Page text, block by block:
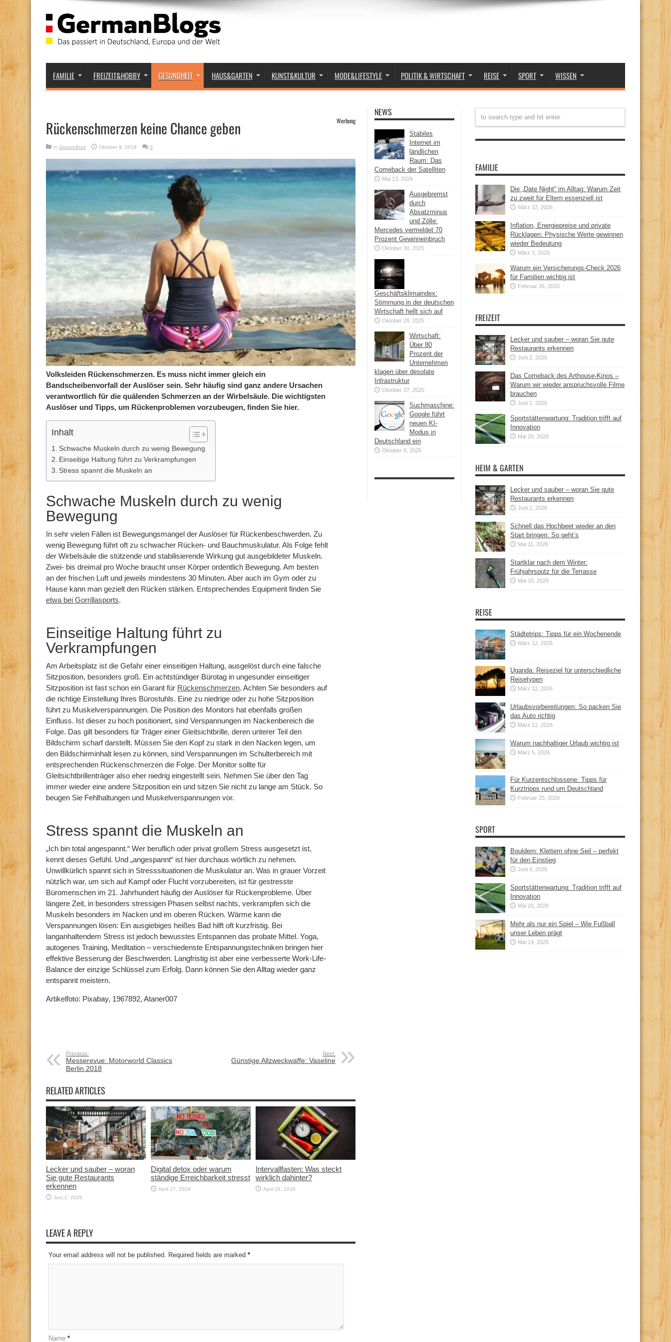
FAMILIE FREIZEIT&HOBBY GESUNDHEIT HAUS&GARTEN KUNST&KULTUR MODE&LIFESTYLE POLITIK & WIRTSCHAFT REISE SPORT WISSEN
Rückenschmerzen keine Chance geben Werbung
in Gesundheit Oktober 9, 2018 0
Volksleiden Rückenschmerzen. Es muss nicht immer gleich ein
Bandscheibenvorfall der Auslöser sein. Sehr häufig sind ganz andere Ursachen
verantwortlich für die quälenden Schmerzen an der Wirbelsäule. Die wichtigsten
Auslöser und Tipps, um Rückenproblemen vorzubeugen, finden Sie hier.
Inhalt
Schwache Muskeln durch zu wenig Bewegung
Einseitige Haltung führt zu Verkrampfungen
Stress spannt die Muskeln an
Schwache Muskeln durch zu wenig
Bewegung
In sehr vielen Fällen ist Bewegungsmangel der Auslöser für Rückenbeschwerden. Zu
wenig Bewegung führt oft zu schwacher Rücken- und Bauchmuskulatur. Als Folge fehlt
der Wirbelsäule die stützende und stabilisierende Wirkung gut ausgebildeter Muskeln.
Zwei- bis dreimal pro Woche braucht unser Körper ordentlich Bewegung. Am besten
an der frischen Luft und jeweils mindestens 30 Minuten. Aber auch im Gym oder zu
Hause kann man gezielt den Rücken stärken. Entsprechendes Equipment finden Sie
etwa bei Gorrillasports.
Einseitige Haltung führt zu
Verkrampfungen
Am Arbeitsplatz ist die Gefahr einer einseitigen Haltung, ausgelöst durch eine falsche
Sitzposition, besonders groß. Ein achtstündiger Bürotag in ungesunder einseitiger
Sitzposition ist fast schon ein Garant für Rückenschmerzen. Achten Sie besonders auf
die richtige Einstellung Ihres Bürostuhls. Eine zu niedrige oder zu hohe Sitzposition
führt zu Muskelverspannungen. Die Position des Monitors hat ebenfalls großen
Einfluss. Ist dieser zu hoch positioniert, sind Verspannungen im Nackenbereich die
Folge. Das gilt besonders für Träger einer Gleitsichtbrille, deren unterer Teil den
Bildschirm scharf darstellt. Müssen Sie den Kopf zu stark in den Nacken legen, um
den Bildschirminhalt lesen zu können, sind Verspannungen im Schulterbereich mit
entsprechenden Rückenschmerzen die Folge. Der Monitor sollte für
Gleitsichtbrillenträger also eher niedrig eingestellt sein. Nehmen Sie über den Tag
immer wieder eine andere Sitzposition ein und sitzen Sie nicht zu lange am Stück. So
beugen Sie Fehlhaltungen und Muskelverspannungen vor.
Stress spannt die Muskeln an
„Ich bin total angespannt.“ Wer beruflich oder privat großem Stress ausgesetzt ist,
kennt dieses Gefühl. Und „angespannt“ ist hier durchaus wörtlich zu nehmen.
Unwillkürlich spannt sich in Stresssituationen die Muskulatur an. Was in grauer Vorzeit
nützlich war, um sich auf Kampf oder Flucht vorzubereiten, ist für gestresste
Büromenschen im 21. Jahrhundert häufig der Auslöser für Rückenprobleme. Über
längere Zeit, in besonders stressigen Phasen selbst nachts, verkrampfen sich die
Muskeln besonders im Nacken und im oberen Rücken. Wärme kann die
Verspannungen lösen: Ein ausgiebiges heißes Bad hilft oft kurzfristig. Bei
langanhaltendem Stress ist jedoch bewusstes Entspannen das probate Mittel. Yoga,
autogenes Training, Meditation – verschiedenste Entspannungstechniken bringen hier
effektive Besserung der Beschwerden. Langfristig ist aber eine verbesserte Work-Life-
Balance der einzige Schlüssel zum Erfolg. Dann können Sie den Alltag wieder ganz
entspannt meistern.
Artikelfoto: Pixabay, 1967892, Ataner007
Previous:
Messerevue: Motorworld Classics
Berlin 2018
Next:
Günstige Allzweckwaffe: Vaseline
RELATED ARTICLES
Lecker und sauber – woran
Sie gute Restaurants
erkennen
Juni 2, 2026
Digital detox oder warum
ständige Erreichbarkeit stresst
April 27, 2026
Intervallfasten: Was steckt
wirklich dahinter?
April 26, 2026
LEAVE A REPLY
Your email address will not be published. Required fields are marked *
Name *
NEWS
Stabiles
Internet im
ländlichen
Raum: Das
Comeback der Satelliten
Mai 13, 2026
Ausgebremst
durch
Absatzminus
und Zölle:
Mercedes vermeldet 70
Prozent Gewinneinbruch
Oktober 30, 2025
Geschäftsklimaindex:
Stimmung in der deutschen
Wirtschaft hellt sich auf
Oktober 28, 2025
Wirtschaft:
Über 80
Prozent der
Unternehmen
klagen über desolate
Infrastruktur
Oktober 27, 2025
Suchmaschine:
Google führt
neuen KI-
Modus in
Deutschland ein
Oktober 8, 2025
FAMILIE
Die „Date Night“ im Alltag: Warum Zeit
zu zweit für Eltern essenziell ist
März 12, 2026
Inflation, Energiepreise und private
Rücklagen: Physische Werte gewinnen
wieder Bedeutung
März 3, 2026
Warum ein Versicherungs-Check 2026
für Familien wichtig ist
Februar 26, 2026
FREIZEIT
Lecker und sauber – woran Sie gute
Restaurants erkennen
Juni 2, 2026
Das Comeback des Arthouse-Kinos –
Warum wir wieder anspruchsvolle Filme
brauchen
Juni 1, 2026
Sportstättenwartung: Tradition trifft auf
Innovation
Mai 20, 2026
HEIM & GARTEN
Lecker und sauber – woran Sie gute
Restaurants erkennen
Juni 2, 2026
Schnell das Hochbeet wieder an den
Start bringen: So geht’s
Mai 11, 2026
Startklar nach dem Winter:
Frühjahrsputz für die Terrasse
Mai 10, 2026
REISE
Städtetrips: Tipps für ein Wochenende
März 12, 2026
Uganda: Reiseziel für unterschiedliche
Reisetypen
März 12, 2026
Urlaubsvorbereitungen: So packen Sie
das Auto richtig
März 12, 2026
Warum nachhaltiger Urlaub wichtig ist
März 5, 2026
Für Kurzentschlossene: Tipps für
Kurztripps rund um Deutschland
Februar 25, 2026
SPORT
Bouldern: Klettern ohne Seil – perfekt
für den Einstieg
Juni 4, 2026
Sportstättenwartung: Tradition trifft auf
Innovation
Mai 20, 2026
Mehr als nur ein Spiel – Wie Fußball
unser Leben prägt
Mai 14, 2025